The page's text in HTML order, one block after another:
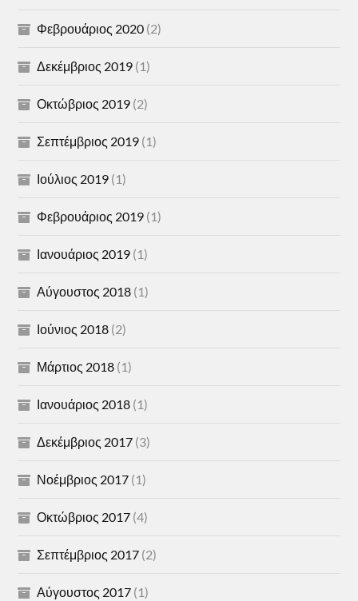
Φεβρουάριος 2020 (2)
Δεκέμβριος 2019 (1)
Οκτώβριος 2019 (2)
Σεπτέμβριος 2019 (1)
Ιούλιος 2019 (1)
Φεβρουάριος 2019 (1)
Ιανουάριος 2019 (1)
Αύγουστος 2018 (1)
Ιούνιος 2018 (2)
Μάρτιος 2018 (1)
Ιανουάριος 2018 (1)
Δεκέμβριος 2017 (3)
Νοέμβριος 2017 (1)
Οκτώβριος 2017 (4)
Σεπτέμβριος 2017 (2)
Αύγουστος 2017 (1)